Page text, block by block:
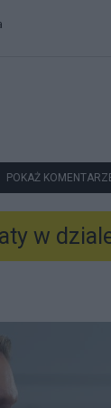
POKAŻ
w